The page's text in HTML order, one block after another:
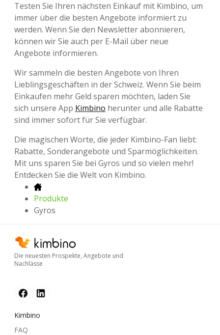
Testen Sie Ihren nächsten Einkauf mit Kimbino, um
immer über die besten Angebote informiert zu
werden. Wenn Sie den Newsletter abonnieren,
können wir Sie auch per E-Mail über neue
Angebote informieren.
Wir sammeln die besten Angebote von Ihren
Lieblingsgeschäften in der Schweiz. Wenn Sie beim
Einkaufen mehr Geld sparen möchten, laden Sie
sich unsere App Kimbino herunter und alle Rabatte
sind immer sofort für Sie verfügbar.
Die magischen Worte, die jeder Kimbino-Fan liebt:
Rabatte, Sonderangebote und Sparmöglichkeiten.
Mit uns sparen Sie bei Gyros und so vielen mehr!
Entdecken Sie die Welt von Kimbino.
Produkte
Gyros
Die neuesten Prospekte, Angebote und
Nachlässe
Kimbino
FAQ